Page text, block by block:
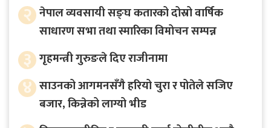
२ नेपाल व्यवसायी सङ्घ कतारको दोस्रो वार्षिक
साधारण सभा तथा स्मारिका विमोचन सम्पन्न
३ गृहमन्त्री गुरुङले दिए राजीनामा
४ साउनको आगमनसँगै हरियो चुरा र पोतेले सजिए
बजार, किन्नेको लाग्यो भीड